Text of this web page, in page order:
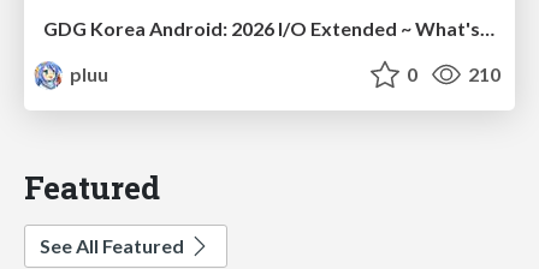
GDG Korea Android: 2026 I/O Extended ~ What's new in Android development tools
pluu
0 210
Featured
See All Featured